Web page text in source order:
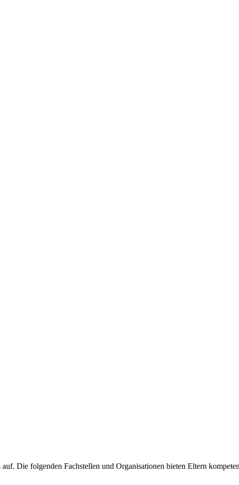
Die folgenden Fachstellen und Organisationen bieten Eltern